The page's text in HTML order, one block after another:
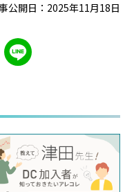
公開日：2025年11月18日